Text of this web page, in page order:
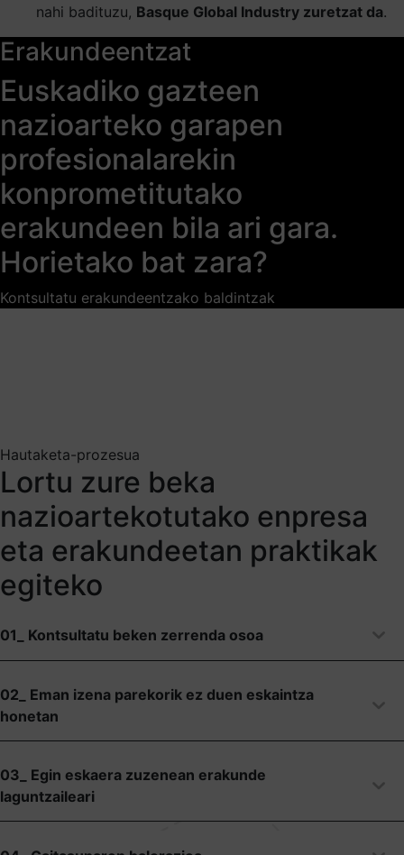
nahi badituzu, Basque Global Industry zuretzat da.
Erakundeentzat
Euskadiko gazteen
nazioarteko garapen
profesionalarekin
konprometitutako
erakundeen bila ari gara.
Horietako bat zara?
Kontsultatu erakundeentzako baldintzak
Hautaketa-prozesua
Lortu zure beka
nazioartekotutako enpresa
eta erakundeetan praktikak
egiteko
01_ Kontsultatu beken zerrenda osoa
02_ Eman izena parekorik ez duen eskaintza
honetan
03_ Egin eskaera zuzenean erakunde
laguntzaileari